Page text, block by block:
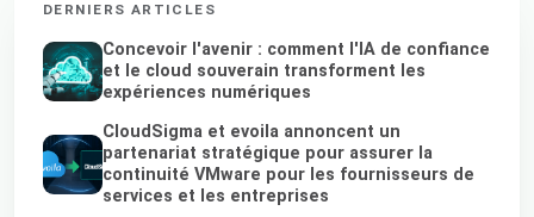
DERNIERS ARTICLES
Concevoir l'avenir : comment l'IA de confiance
et le cloud souverain transforment les
expériences numériques
CloudSigma et evoila annoncent un
partenariat stratégique pour assurer la
continuité VMware pour les fournisseurs de
services et les entreprises